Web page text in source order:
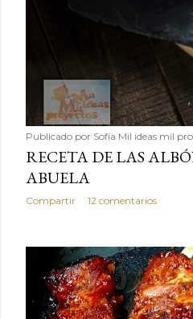
Publicado por Sofía Mil ideas mil
RECETA DE LAS
ABUELA
Compartir 12 comentarios